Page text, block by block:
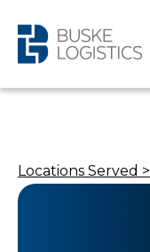
Locations Served >